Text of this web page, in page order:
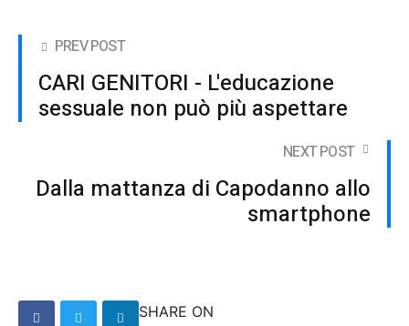
PREV POST
CARI GENITORI - L'educazione
sessuale non può più aspettare
NEXT POST
Dalla mattanza di Capodanno allo
smartphone
SHARE ON